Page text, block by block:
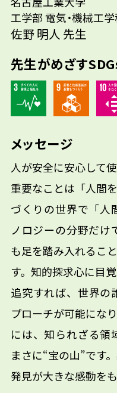
工学部 電気・機械工
佐野 明人 先生
先生がめざす
メッセージ
人が安全に安心して
重要なことは「人間
づくりの世界で「人
ノロジーの分野だけ
も足を踏み入れるこ
す。知的探求心に目
追究すれば、世界の
プローチが可能にな
には、知られざる領
まさに“宝の山”です
発見が大きな感動を
いるの？
参考資料